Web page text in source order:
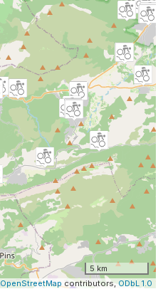
5 km
OpenStreetMap contributors, ODbL 1.0